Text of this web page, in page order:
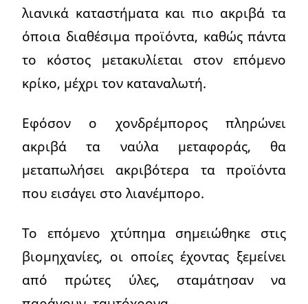
λιανικά καταστήματα και πιο ακριβά τα
όποια διαθέσιμα προϊόντα, καθώς πάντα
το κόστος μετακυλίεται στον επόμενο
κρίκο, μέχρι τον καταναλωτή.
Εφόσον ο χονδρέμπορος πληρώνει
ακριβά τα ναύλα μεταφοράς, θα
μεταπωλήσει ακριβότερα τα προϊόντα
που εισάγει στο λιανέμπορο.
Το επόμενο χτύπημα σημειώθηκε στις
βιομηχανίες, οι οποίες έχοντας ξεμείνει
από πρώτες ύλες, σταμάτησαν να